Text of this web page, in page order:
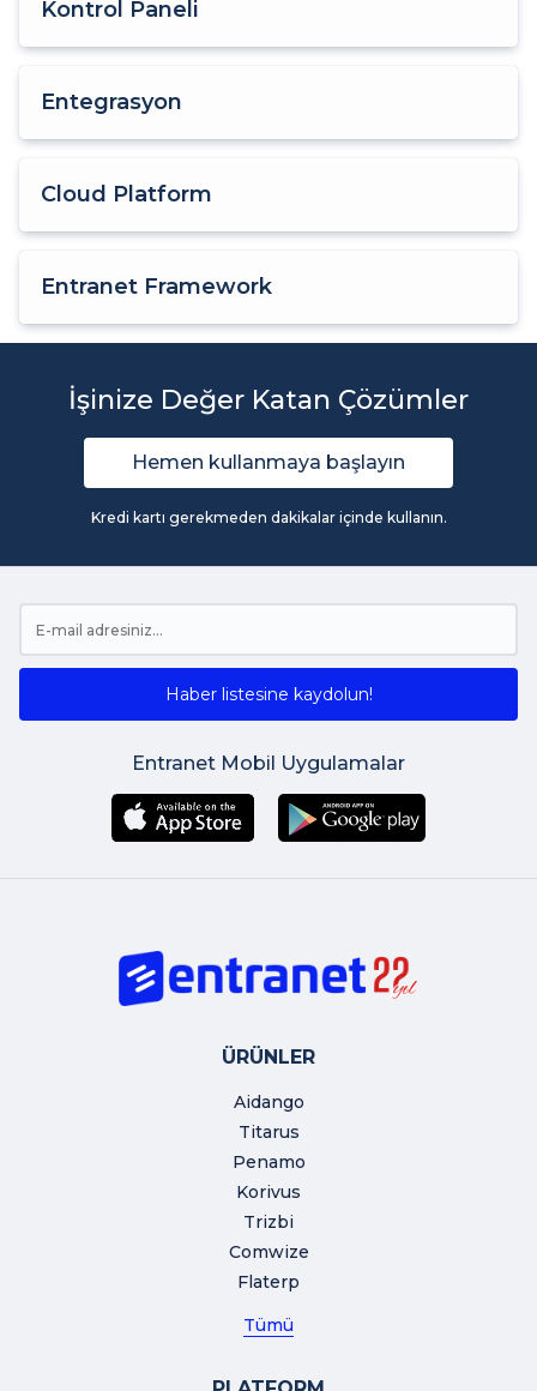
Kontrol Paneli
Entegrasyon
Cloud Platform
Entranet Framework
İşinize Değer Katan Çözümler
Hemen kullanmaya başlayın
Kredi kartı gerekmeden dakikalar içinde kullanın.
Haber listesine kaydolun!
Entranet Mobil Uygulamalar
ÜRÜNLER
Aidango
Titarus
Penamo
Korivus
Trizbi
Comwize
Flaterp
Tümü